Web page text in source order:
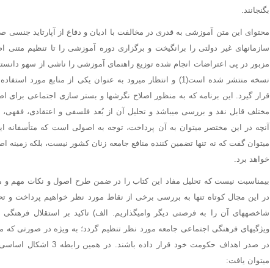
بگنجانند.
محتوای این متن آموزشی به قدری در مخالفت با ادیان و دفاع از آپارتاید
سازمانهای غیر دولتی را برانگیخت و برگزاری دوره آموزشی را تا تنظیم
نسخه منتشر شده است(1) و انتظار میرود به عنوان یکی از منابع
قرار گیرد. این برنامه که به منظور اصلاح نگرشها و بستر سازی اجتماعی برای
مختلف قابل نقد و بررسی میباشد و تحلیل آن از بُعد فلسفی و اعتقادی،
آنچه در این مختصر میتوان به آن پرداخت، توجه به اصولی است که متأسفانه
میتوان گفت که نه تنها تضمین کننده منافع جامعه زنان کشور نیست، بلکه زمینه
خواهد برد.
بیمناسبت نیست که تحلیل مفاد این کتاب را در ضمن طرح اصول و نکات مهم و
در این مجال کوتاه تنها به بررسی برخی از نقاط مورد نظر خواهیم پرداخت
شاخصههای آن را به فرصتی دیگر وامیگذاریم. الف) تاکید بر استقلال فرهنگی
ویژگیهای فرهنگی اجتماعی جامعه مورد نظر تنظیم گردد؛ به ویژه در صورتی که
در صدر اهداف حکومت خود
میتوان یافت: